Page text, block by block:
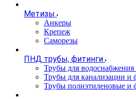
Метизы
Анкеры
Крепеж
Саморезы
ПНД трубы, фитинги
Трубы для
Трубы для канализации и
Трубы полиэтиленовые и